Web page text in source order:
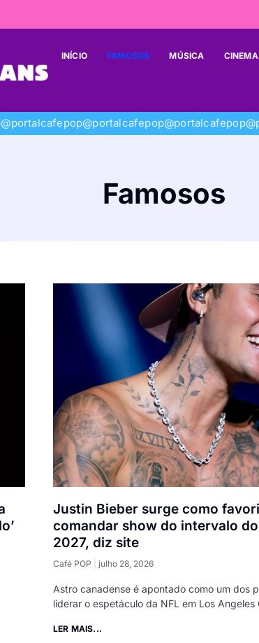
INÍCIO FAMOSOS MÚSICA CINEMA
@portalcafepop@portalcafepop@portalcafepop
Famosos
Justin Bieber surge como
comandar show do intervalo
2027, diz site
Café POP julho 28, 2026
Astro canadense é apontado como um dos
liderar o espetáculo da NFL em Los Angeles
LER MAIS...